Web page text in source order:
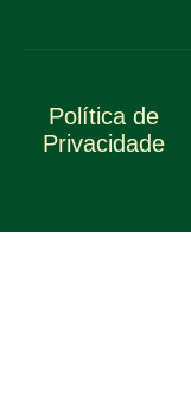
Política de
Privacidade